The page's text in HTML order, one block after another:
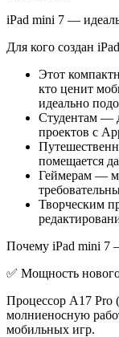
iPad mini 7 —
Для кого создан
Этот
кто ценит
идеально
Студентам —
проектов с
помещается
Геймерам —
Творческим
Почему iPad mini 7
✅ Мощность
Процессор A17 Pro
молниеносную
мобильных игр.